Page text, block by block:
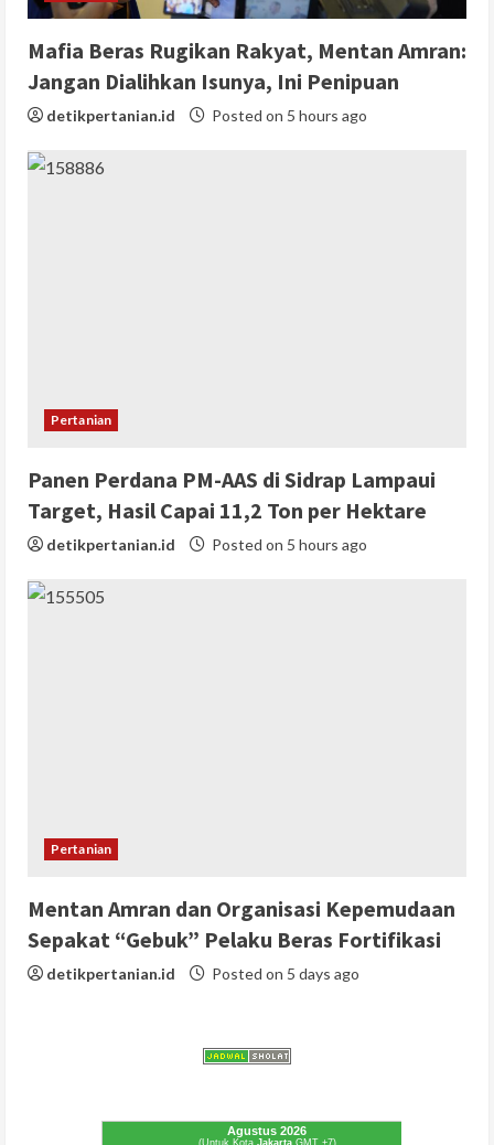
Mafia Beras Rugikan Rakyat, Mentan Amran:
Jangan Dialihkan Isunya, Ini Penipuan
detikpertanian.id Posted on 5 hours ago
Pertanian
Panen Perdana PM-AAS di Sidrap Lampaui
Target, Hasil Capai 11,2 Ton per Hektare
detikpertanian.id Posted on 5 hours ago
Pertanian
Mentan Amran dan Organisasi Kepemudaan
Sepakat “Gebuk” Pelaku Beras Fortifikasi
detikpertanian.id Posted on 5 days ago